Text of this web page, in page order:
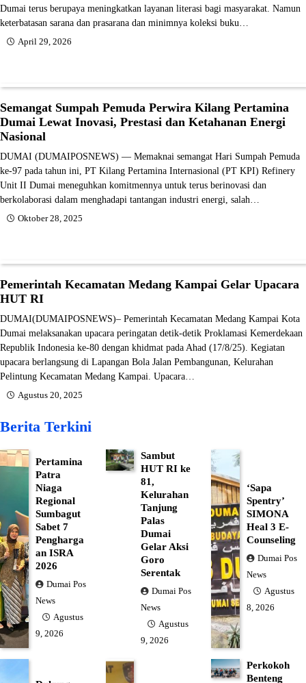
Dumai terus berupaya meningkatkan layanan literasi bagi masyarakat. Namun
keterbatasan sarana dan prasarana dan minimnya koleksi buku…
April 29, 2026
Semangat Sumpah Pemuda Perwira Kilang Pertamina
Dumai Lewat Inovasi, Prestasi dan Ketahanan Energi
Nasional
DUMAI (DUMAIPOSNEWS) — Memaknai semangat Hari Sumpah Pemuda
ke-97 pada tahun ini, PT Kilang Pertamina Internasional (PT KPI) Refinery
Unit II Dumai meneguhkan komitmennya untuk terus berinovasi dan
berkolaborasi dalam menghadapi tantangan industri energi, salah…
Oktober 28, 2025
Pemerintah Kecamatan Medang Kampai Gelar Upacara
HUT RI
DUMAI(DUMAIPOSNEWS)– Pemerintah Kecamatan Medang Kampai Kota
Dumai melaksanakan upacara peringatan detik-detik Proklamasi Kemerdekaan
Republik Indonesia ke-80 dengan khidmat pada Ahad (17/8/25). Kegiatan
upacara berlangsung di Lapangan Bola Jalan Pembangunan, Kelurahan
Pelintung Kecamatan Medang Kampai. Upacara…
Agustus 20, 2025
Berita Terkini
Pertamina
Patra
Niaga
Regional
Sumbagut
Sabet 7
Pengharga
an ISRA
2026
Dumai Pos
News
Agustus
9, 2026
Sambut
HUT RI ke
81,
Kelurahan
Tanjung
Palas
Dumai
Gelar Aksi
Goro
Serentak
Dumai Pos
News
Agustus
9, 2026
‘Sapa
Spentry’
SIMONA
Heal 3 E-
Counseling
Dumai Pos
News
Agustus
8, 2026
Perkokoh
Benteng